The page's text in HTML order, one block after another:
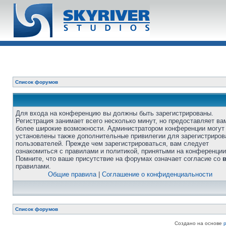
Список форумов
Для входа на конференцию вы должны быть зарегистрированы.
Регистрация занимает всего несколько минут, но предоставляет
более широкие возможности. Администратором конференции
установлены также дополнительные привилегии для
пользователей. Прежде чем зарегистрироваться, вам следует
ознакомиться с правилами и политикой, принятыми на
Помните, что ваше присутствие на форумах означает согласие со
правилами.
Общие правила| Соглашение о конфиденциальности
Список форумов
Создано на основе